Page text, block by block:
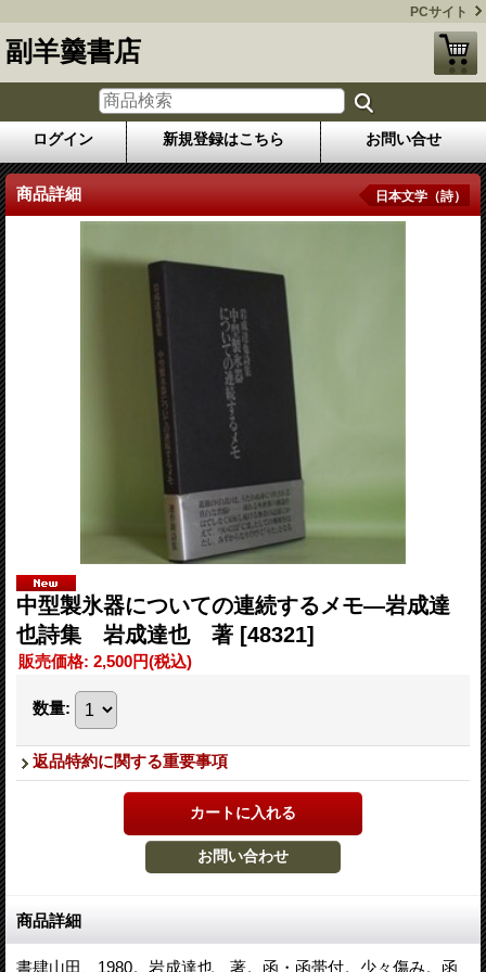
PCサイト
副羊羹書店
ログイン 新規登録はこちら お問い合せ
商品詳細 日本文学（詩）
中型製氷器についての連続するメモ―岩成達
也詩集 岩成達也 著 [48321]
販売価格: 2,500円(税込)
数量:
返品特約に関する重要事項
商品詳細
書肆山田、1980。岩成達也 著。函・函帯付。少々傷み。函